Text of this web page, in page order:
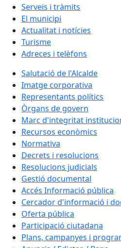
Serveis i tràmits
El municipi
Actualitat i notícies
Turisme
Adreces i telèfons
Salutació de l'Alcalde
Imatge corporativa
Representants polítics
Òrgans de govern
Marc d'integritat
Recursos econòmics
Normativa
Decrets i resolucions
Resolucions judicials
Gestió documental
Accés Informació pública
Cercador d'informació i
Oferta pública
Participació ciutadana
Plans, campanyes i